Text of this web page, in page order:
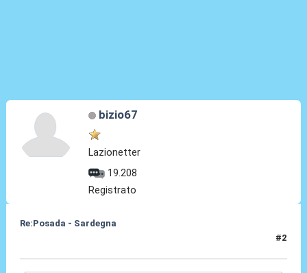
bizio67
Lazionetter
19.208
Registrato
Re:Posada - Sardegna
#2